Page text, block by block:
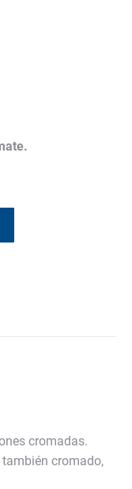
cromadas.
cromado,